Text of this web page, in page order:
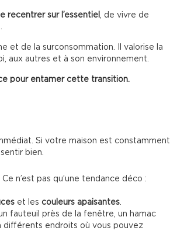
recentrer sur l’essentiel , de vivre de
et de la surconsommation. Il valorise la
aux autres et à son environnement.
pour entamer cette transition.
Si votre maison est constamment
bien.
n’est pas qu’une tendance déco :
et les couleurs apaisantes.
fauteuil près de la fenêtre, un hamac
différents endroits où vous pouvez